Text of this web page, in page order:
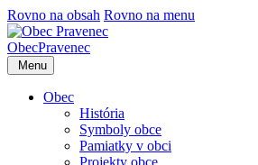
Rovno na obsah Rovno na menu
ObecPravenec
Menu
Obec
História
Symboly obce
Pamiatky v obci
Projekty obce